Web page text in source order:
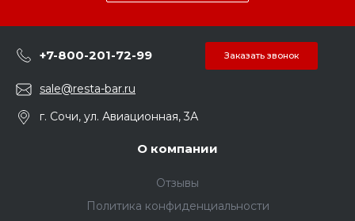
+7-800-201-72-99 Заказать звонок
sale@resta-bar.ru
г. Сочи, ул. Авиационная, 3А
О компании
Отзывы
Политика конфиденциальности